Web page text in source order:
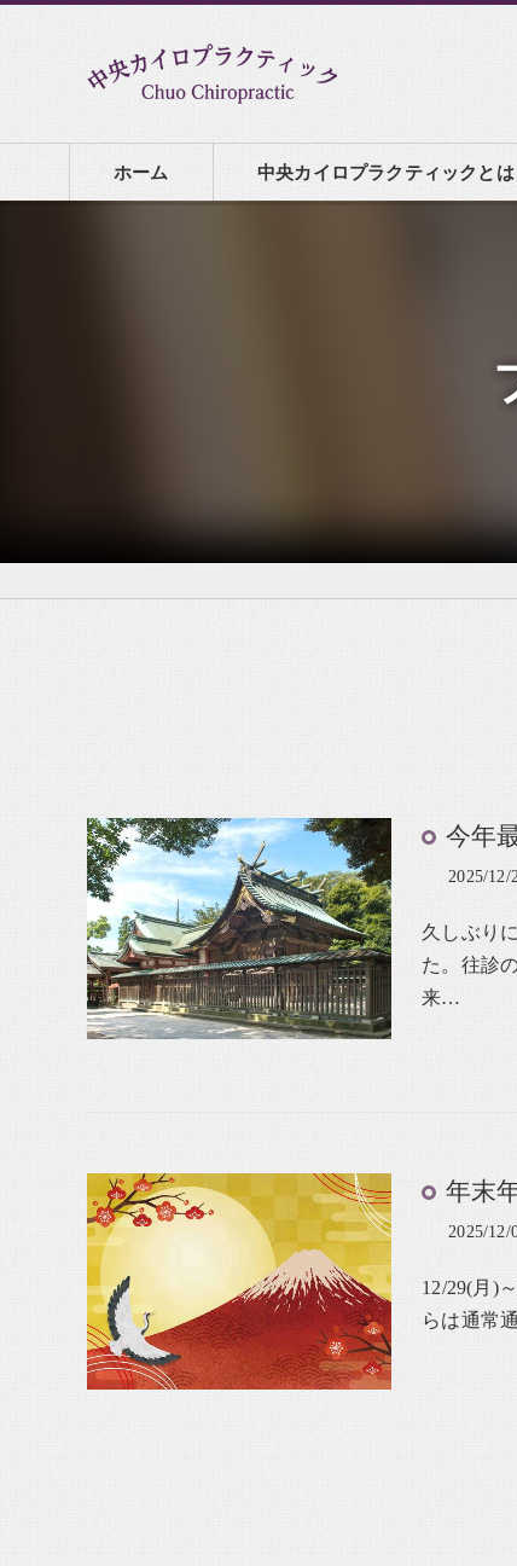
ホーム 中央カイロプラクティックとは
今年
2025/12/
久しぶり
た。往診
来…
年末
2025/12/
12/29(月)
らは通常